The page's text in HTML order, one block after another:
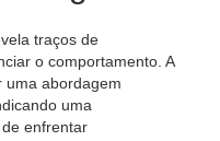
traços de
o comportamento. A
uma abordagem
uma
enfrentar